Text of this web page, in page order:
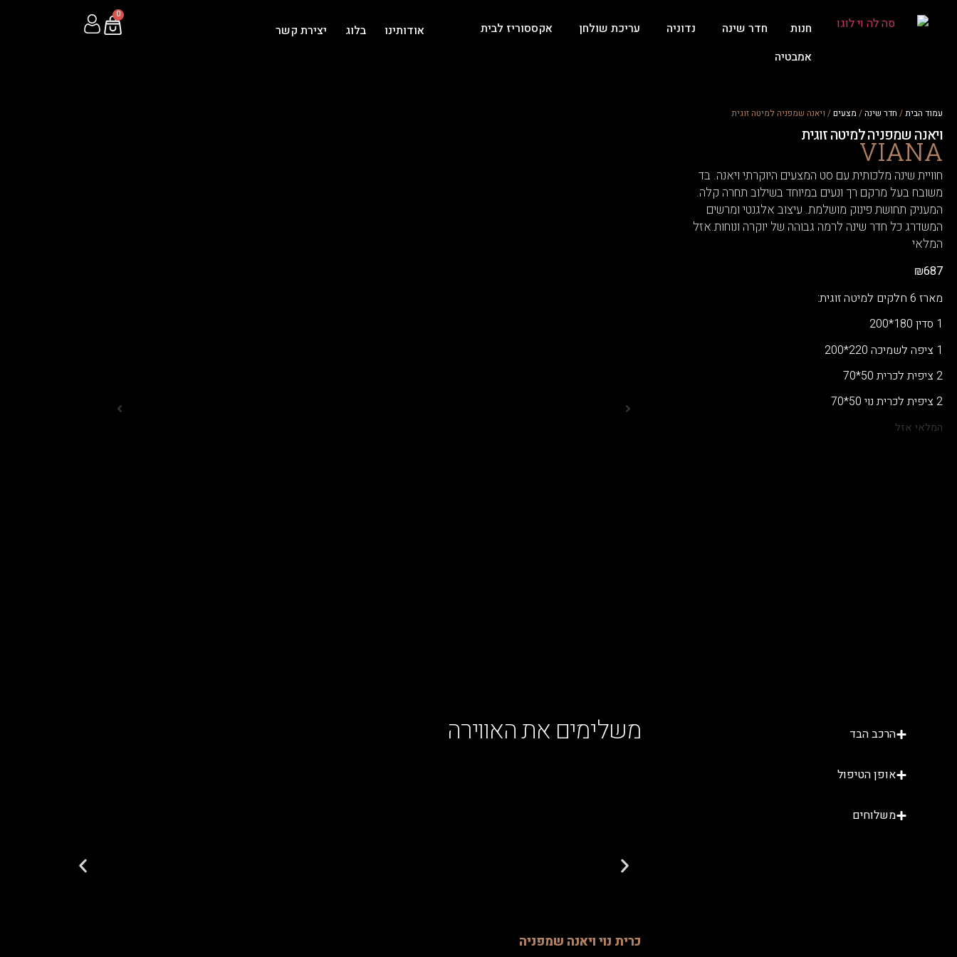
חנות חדר שינה נדוניה עריכת שולחן
אקססוריז לבית
אמבטיה
אודותינו בלוג יצירת קשר
0
עמוד הבית/ חדר שינה/ מצעים/ ויאנה שמפניה למיטה זוגית
ויאנה שמפניה למיטה זוגית
VIANA
חוויית שינה מלכותית עם סט המצעים היוקרתי ויאנה. בד
משובח בעל מרקם רך ונעים במיוחד בשילוב תחרה קלה.
המעניק תחושת פינוק מושלמת. עיצוב אלגנטי ומרשים
המשדרג כל חדר שינה לרמה גבוהה של יוקרה ונוחות.אזל
המלאי
₪687
מארז 6 חלקים למיטה זוגית:
1 סדין 180*200
1 ציפה לשמיכה 220*200
2 ציפית לכרית 50*70
2 ציפית לכרית נוי 50*70
המלאי אזל
משלימים את האווירה
כרית נוי ויאנה שמפניה
הרכב הבד
אופן הטיפול
משלוחים